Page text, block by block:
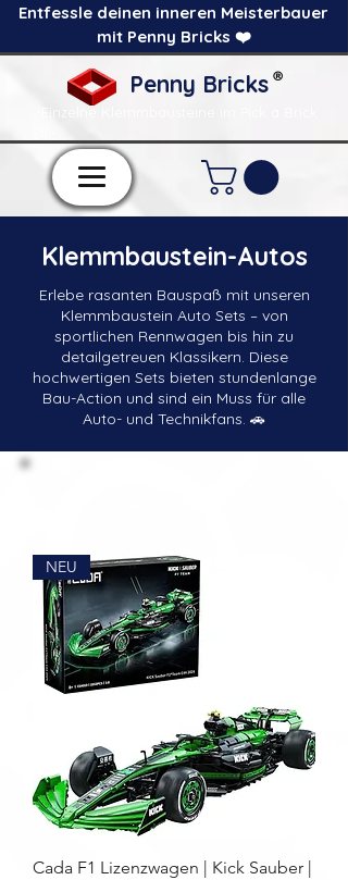
Entfessle deinen inneren Meisterbauer
mit Penny Bricks ❤️
Penny Bricks ®
Klemmbaustein-Autos
Erlebe rasanten Bauspaß mit unseren
Klemmbaustein Auto Sets – von
sportlichen Rennwagen bis hin zu
detailgetreuen Klassikern. Diese
hochwertigen Sets bieten stundenlange
Bau-Action und sind ein Muss für alle
Auto- und Technikfans. 🚗
NEU
Cada F1 Lizenzwagen | Kick Sauber |